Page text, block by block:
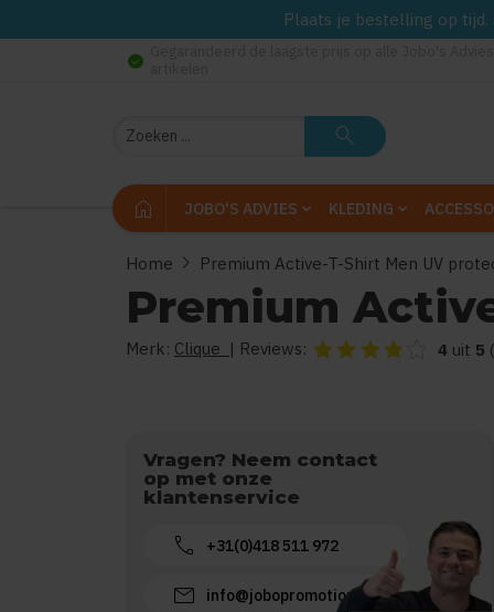
Plaats je bestelling op
check_circle
Zoeken search
home JOBO'S ADVIES KLEDING
Home chevron_right Premium Active-T-Shirt Men UV
Premium
Merk: Clique | Reviews: De beoordeling van dit
4uit 5
Vragen? Neem contact
op met onze
klantenservice
call +31(0)418 511 972
mail info@jobopromotions.nl